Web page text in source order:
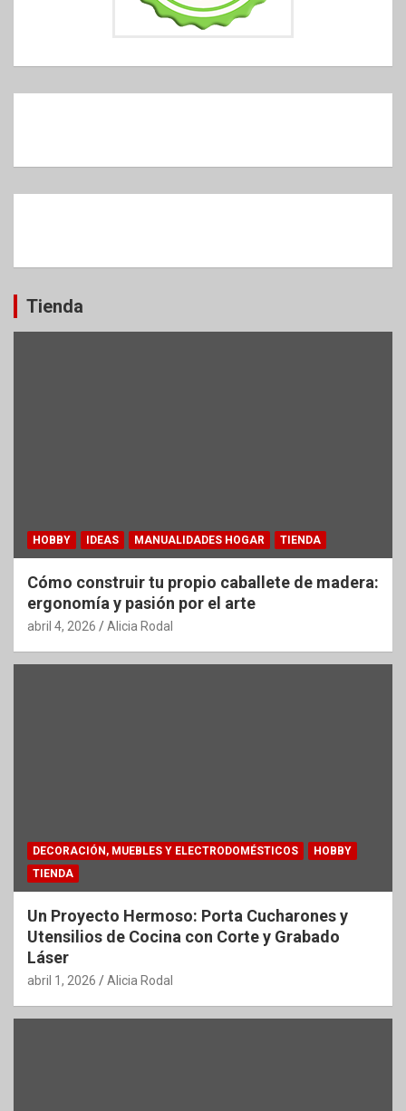
Tienda
HOBBY IDEAS MANUALIDADES HOGAR TIENDA
Cómo construir tu propio caballete de madera:
ergonomía y pasión por el arte
abril 4, 2026 Alicia Rodal
DECORACIÓN, MUEBLES Y ELECTRODOMÉSTICOS
HOBBY
TIENDA
Un Proyecto Hermoso: Porta Cucharones y
Utensilios de Cocina con Corte y Grabado
Láser
abril 1, 2026 Alicia Rodal